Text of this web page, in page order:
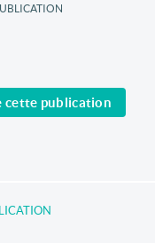
cette publication